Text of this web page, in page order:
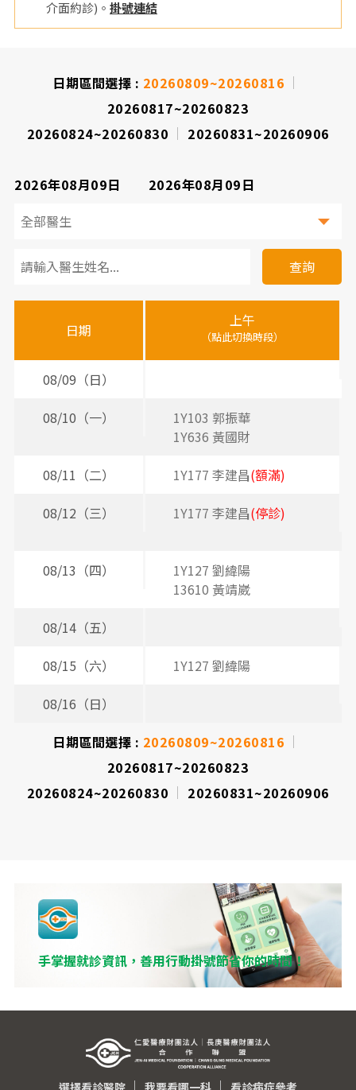
介面約診)。 掛號連結
日期區間選擇 : 20260809~20260816
20260817~20260823
20260824~20260830
20260831~20260906
2026年08月09日 2026年08月09日
診
醫
時
查詢
日期
上午
（點此切換時段）
08/09（日）
08/10（一）
1Y103 郭振華
1Y636 黃國財
08/11（二） 1Y177 李建昌(額滿)
08/12（三）
1Y177 李建昌(停診)
08/13（四）
1Y127 劉緯陽
13610 黃靖崴
08/14（五）
08/15（六）
1Y127 劉緯陽
08/16（日）
日期區間選擇 : 20260809~20260816
20260817~20260823
20260824~20260830
20260831~20260906
手掌握就診資訊，善用行動掛號節省你的時間！